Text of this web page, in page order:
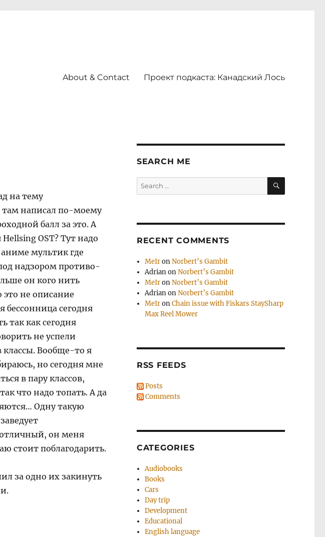
About & Contact Проект подкаста: Канадский Лось
на тему
там написал по-моему
балл за это. А
OST? Тут надо
мультик где
надзором противо-
он кого нить
не описание
сегодня
так как сегодня
не успели
классы. Вообще-то я
но сегодня мне
в пару классов,
что надо топать. А да
Одну такую
он меня
стоит поблагодарить.
за одно их закинуть
SEARCH ME
Search
for:
SEARCH
RECENT COMMENTS
MeIronNorbert’s Gambit
AdrianonNorbert’s Gambit
MeIronNorbert’s Gambit
AdrianonNorbert’s Gambit
MeIronChain issue with Fiskars StaySharp
Max Reel Mower
RSS FEEDS
Posts
Comments
CATEGORIES
Audiobooks
Books
Cars
Day trip
Development
Educational
English language